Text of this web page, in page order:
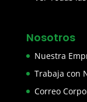
Nosotros
Nuestra
Trabaja con
Correo